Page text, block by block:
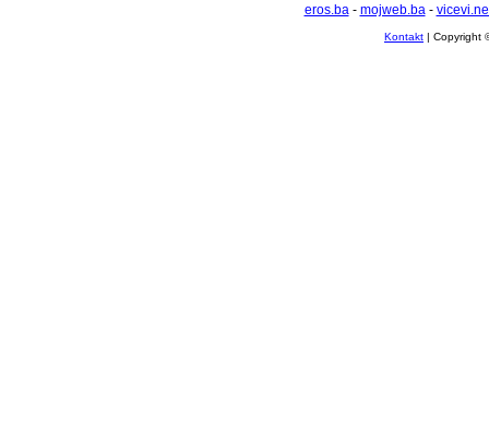
eros.ba- mojweb.ba-
Kontakt | Copyright